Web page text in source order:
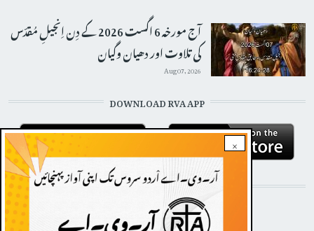
×
آج مورخہ 6 اگست 2026 کے دِن اِنجیلِ مُقدّس
کی تلاوت اور دھیان وگیان
Aug 07, 2026
DOWNLOAD RVA APP
STAY CONNECTED WITH US!